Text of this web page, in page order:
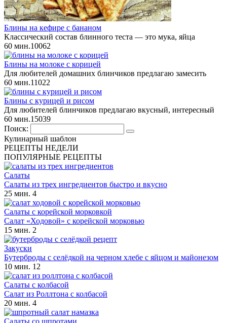
Блины на кефире с бананом
Классический состав блинного теста — это мука, яйца
60 мин.10062
Блины на молоке с корицей
Для любителей домашних блинчиков предлагаю замесить
60 мин.11022
Блины с курицей и рисом
Для любителей блинчиков предлагаю вкусный, интересный
60 мин.15039
Поиск:
Кулинарный шаблон
РЕЦЕПТЫ НЕДЕЛИ
ПОПУЛЯРНЫЕ РЕЦЕПТЫ
Салаты
Салаты из трех ингредиентов быстро и вкусно
25 мин. 4
Салаты с корейской морковкой
Салат «Ходовой» с корейской морковью
15 мин. 2
Закуски
Бутерброды с селёдкой на черном хлебе с яйцом и майонезом
10 мин. 12
Салаты с колбасой
Салат из Роллтона с колбасой
20 мин. 4
Салаты со шпротами